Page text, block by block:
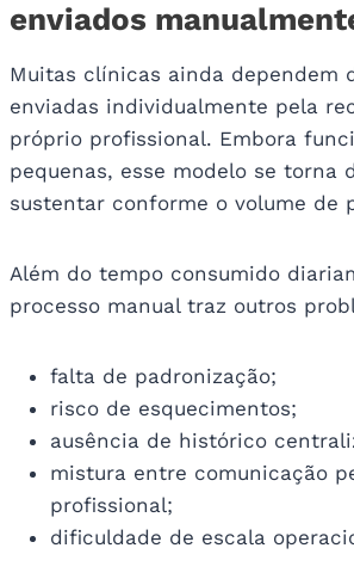
enviados
Muitas clínicas ainda dependem
enviadas individualmente pela
próprio profissional. Embora
pequenas, esse modelo se torna
sustentar conforme o volume de
Além do tempo consumido
processo manual traz outros
falta de padronização;
risco de esquecimentos;
ausência de histórico
mistura entre comunicação
profissional;
dificuldade de escala